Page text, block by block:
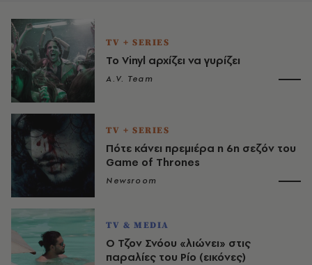
TV + SERIES
To Vinyl αρχίζει να γυρίζει
A.V. Team
TV + SERIES
Πότε κάνει πρεμιέρα η 6η σεζόν του
Game of Thrones
Newsroom
TV & MEDIA
Ο Τζον Σνόου «λιώνει» στις
παραλίες του Ρίο (εικόνες)